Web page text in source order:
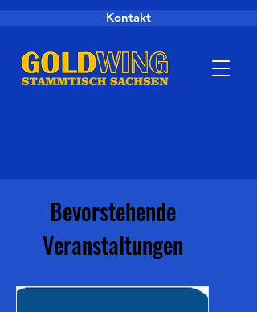
Kontakt
Bevorstehende
Veranstaltungen